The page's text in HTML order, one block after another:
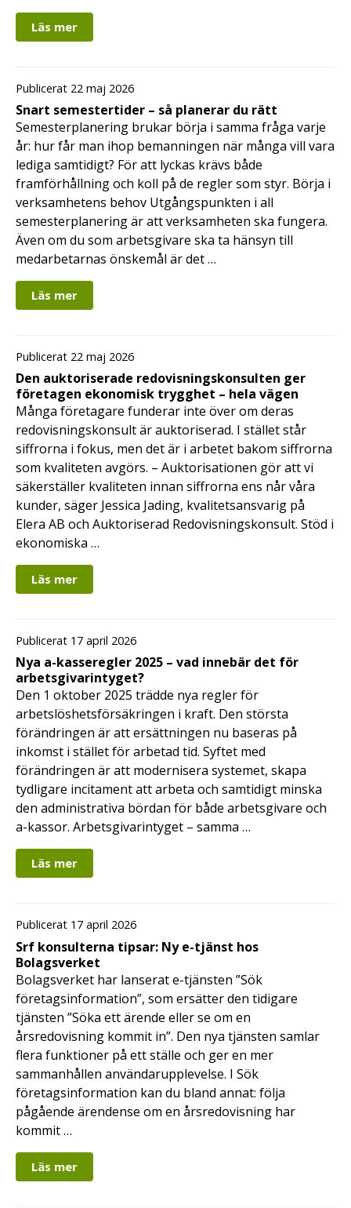
Läs mer
Publicerat 22 maj 2026
Snart semestertider – så planerar du rätt
Semesterplanering brukar börja i samma fråga varje
år: hur får man ihop bemanningen när många vill vara
lediga samtidigt? För att lyckas krävs både
framförhållning och koll på de regler som styr. Börja i
verksamhetens behov Utgångspunkten i all
semesterplanering är att verksamheten ska fungera.
Även om du som arbetsgivare ska ta hänsyn till
medarbetarnas önskemål är det …
Läs mer
Publicerat 22 maj 2026
Den auktoriserade redovisningskonsulten ger
företagen ekonomisk trygghet – hela vägen
Många företagare funderar inte över om deras
redovisningskonsult är auktoriserad. I stället står
siffrorna i fokus, men det är i arbetet bakom siffrorna
som kvaliteten avgörs. – Auktorisationen gör att vi
säkerställer kvaliteten innan siffrorna ens når våra
kunder, säger Jessica Jading, kvalitetsansvarig på
Elera AB och Auktoriserad Redovisningskonsult. Stöd i
ekonomiska …
Läs mer
Publicerat 17 april 2026
Nya a-kasseregler 2025 – vad innebär det för
arbetsgivarintyget?
Den 1 oktober 2025 trädde nya regler för
arbetslöshetsförsäkringen i kraft. Den största
förändringen är att ersättningen nu baseras på
inkomst i stället för arbetad tid. Syftet med
förändringen är att modernisera systemet, skapa
tydligare incitament att arbeta och samtidigt minska
den administrativa bördan för både arbetsgivare och
a-kassor. Arbetsgivarintyget – samma …
Läs mer
Publicerat 17 april 2026
Srf konsulterna tipsar: Ny e-tjänst hos
Bolagsverket
Bolagsverket har lanserat e-tjänsten ”Sök
företagsinformation”, som ersätter den tidigare
tjänsten ”Söka ett ärende eller se om en
årsredovisning kommit in”. Den nya tjänsten samlar
flera funktioner på ett ställe och ger en mer
sammanhållen användarupplevelse. I Sök
företagsinformation kan du bland annat: följa
pågående ärendense om en årsredovisning har
kommit …
Läs mer